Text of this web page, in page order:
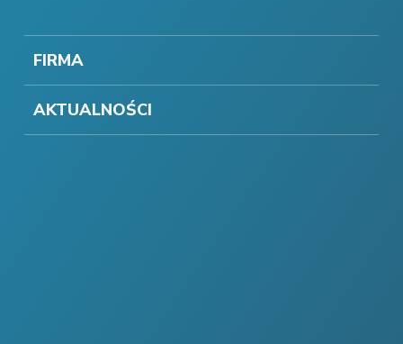
FIRMA
AKTUALNOŚCI